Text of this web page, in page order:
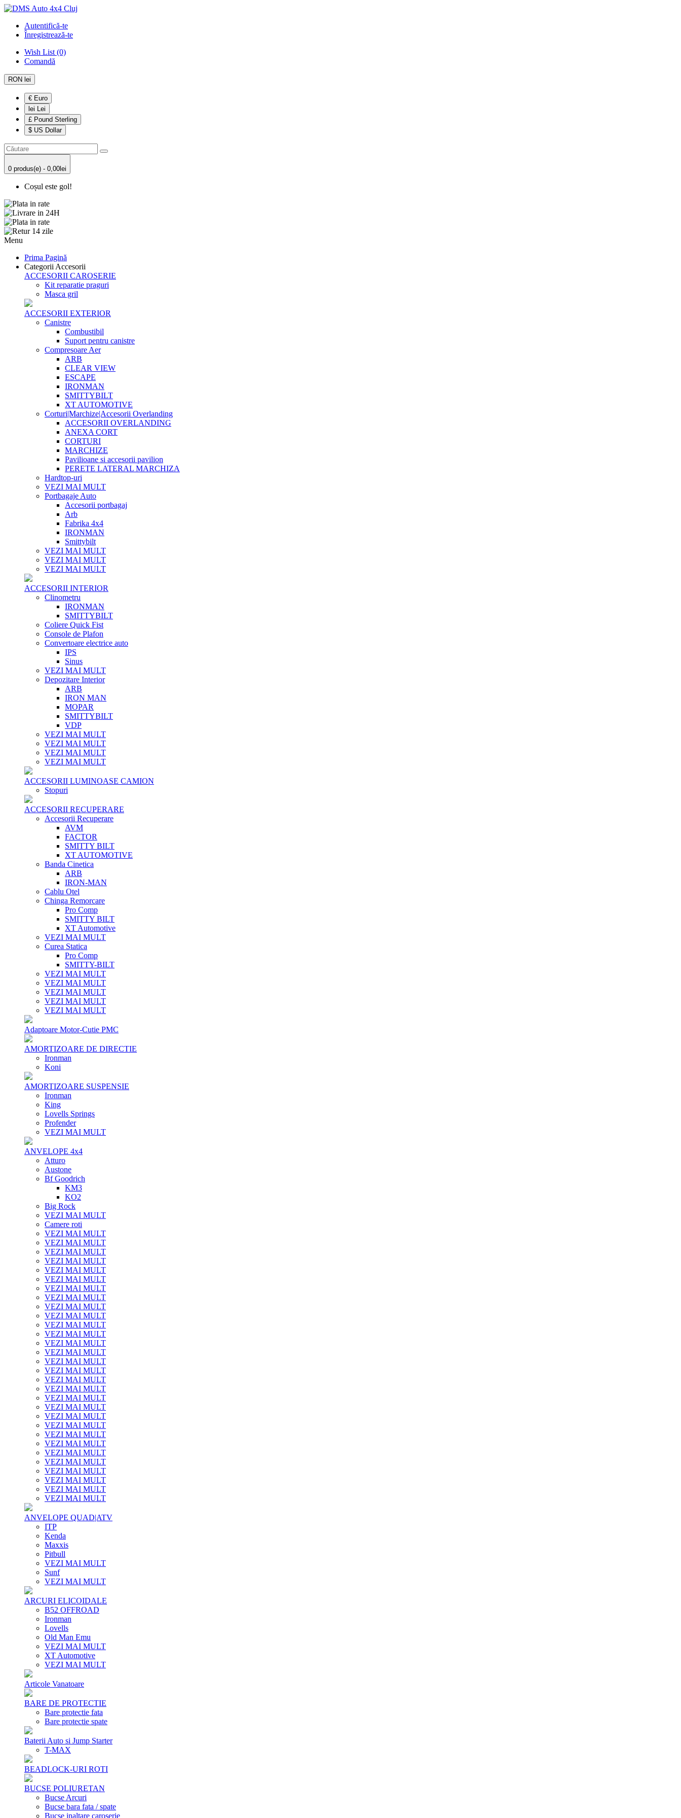
Autentifică-te
Înregistrează-te
Wish List (0)
Comandă
RON lei
€ Euro
lei Lei
£ Pound Sterling
$ US Dollar
0 produs(e) - 0,00lei
Coșul este gol!
Menu
Prima Pagină
Categorii Accesorii
ACCESORII CAROSERIE
Kit reparatie praguri
Masca gril
ACCESORII EXTERIOR
Canistre
Combustibil
Suport pentru canistre
Compresoare Aer
ARB
CLEAR VIEW
ESCAPE
IRONMAN
SMITTYBILT
XT AUTOMOTIVE
Corturi|Marchize|Accesorii Overlanding
ACCESORII OVERLANDING
ANEXA CORT
CORTURI
MARCHIZE
Pavilioane si accesorii pavilion
PERETE LATERAL MARCHIZA
Hardtop-uri
VEZI MAI MULT
Portbagaje Auto
Accesorii portbagaj
Arb
Fabrika 4x4
IRONMAN
Smittybilt
VEZI MAI MULT
VEZI MAI MULT
VEZI MAI MULT
ACCESORII INTERIOR
Clinometru
IRONMAN
SMITTYBILT
Coliere Quick Fist
Console de Plafon
Convertoare electrice auto
IPS
Sinus
VEZI MAI MULT
Depozitare Interior
ARB
IRON MAN
MOPAR
SMITTYBILT
VDP
VEZI MAI MULT
VEZI MAI MULT
VEZI MAI MULT
VEZI MAI MULT
ACCESORII LUMINOASE CAMION
Stopuri
ACCESORII RECUPERARE
Accesorii Recuperare
AVM
FACTOR
SMITTY BILT
XT AUTOMOTIVE
Banda Cinetica
ARB
IRON-MAN
Cablu Otel
Chinga Remorcare
Pro Comp
SMITTY BILT
XT Automotive
VEZI MAI MULT
Curea Statica
Pro Comp
SMITTY-BILT
VEZI MAI MULT
VEZI MAI MULT
VEZI MAI MULT
VEZI MAI MULT
VEZI MAI MULT
Adaptoare Motor-Cutie PMC
AMORTIZOARE DE DIRECTIE
Ironman
Koni
AMORTIZOARE SUSPENSIE
Ironman
King
Lovells Springs
Profender
VEZI MAI MULT
ANVELOPE 4x4
Atturo
Austone
Bf Goodrich
KM3
KO2
Big Rock
VEZI MAI MULT
Camere roti
VEZI MAI MULT
VEZI MAI MULT
VEZI MAI MULT
VEZI MAI MULT
VEZI MAI MULT
VEZI MAI MULT
VEZI MAI MULT
VEZI MAI MULT
VEZI MAI MULT
VEZI MAI MULT
VEZI MAI MULT
VEZI MAI MULT
VEZI MAI MULT
VEZI MAI MULT
VEZI MAI MULT
VEZI MAI MULT
VEZI MAI MULT
VEZI MAI MULT
VEZI MAI MULT
VEZI MAI MULT
VEZI MAI MULT
VEZI MAI MULT
VEZI MAI MULT
VEZI MAI MULT
VEZI MAI MULT
VEZI MAI MULT
VEZI MAI MULT
VEZI MAI MULT
VEZI MAI MULT
VEZI MAI MULT
ANVELOPE QUAD|ATV
ITP
Kenda
Maxxis
Pitbull
VEZI MAI MULT
Sunf
VEZI MAI MULT
ARCURI ELICOIDALE
B52 OFFROAD
Ironman
Lovells
Old Man Emu
VEZI MAI MULT
XT Automotive
VEZI MAI MULT
Articole Vanatoare
BARE DE PROTECTIE
Bare protectie fata
Bare protectie spate
Baterii Auto si Jump Starter
T-MAX
BEADLOCK-URI ROTI
BUCSE POLIURETAN
Bucse Arcuri
Bucse bara fata / spate
Bucse inaltare caroserie